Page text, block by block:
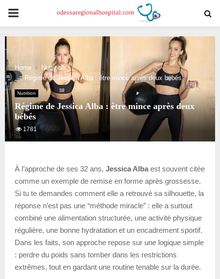
PRIMARY
MENU
Home
Nutrition
Régime de Jessica Alba : être mince après deux bébés
Nutrition
Régime de Jessica Alba : être mince après deux
bébés
1781
À l’approche de ses 32 ans, Jessica Alba est souvent citée
comme un exemple de remise en forme après grossesse.
Si tu te demandes comment elle a retrouvé sa silhouette, la
réponse n’est pas une “méthode miracle” : elle a surtout
combiné une alimentation structurée, une activité physique
régulière, une bonne hydratation et un encadrement sportif.
Dans les faits, son approche repose sur une logique simple
: perdre du poids sans tomber dans les restrictions
extrêmes, tout en gardant une routine tenable sur la durée.